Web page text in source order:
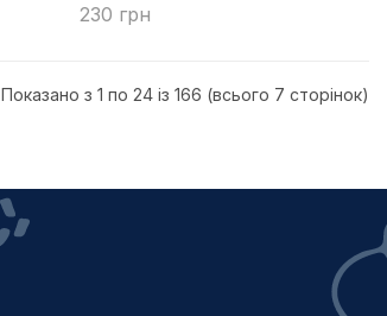
230 грн
Показано з 1 по 24 із 166 (всього 7 сторінок)